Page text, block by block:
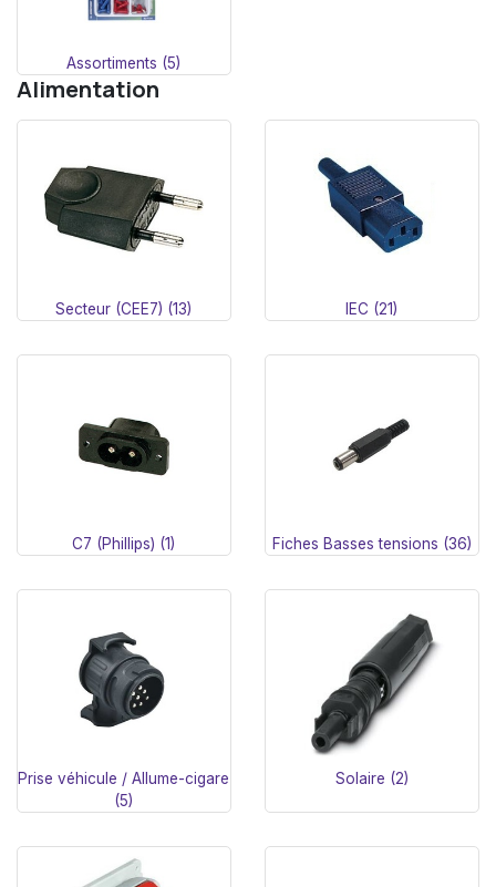
Assortiments (5)
Alimentation
Secteur (CEE7) (13) IEC (21)
C7 (Phillips) (1) Fiches Basses tensions (36)
Prise véhicule / Allume-cigare
(5)
Solaire (2)